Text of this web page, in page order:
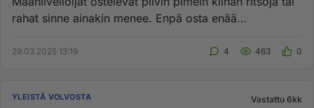
rahat sinne ainakin menee. Enpä osta enää
29.03.2025 13:19 4 463 0
YLEISTÄ VOLVOSTA Vastattu 6kk